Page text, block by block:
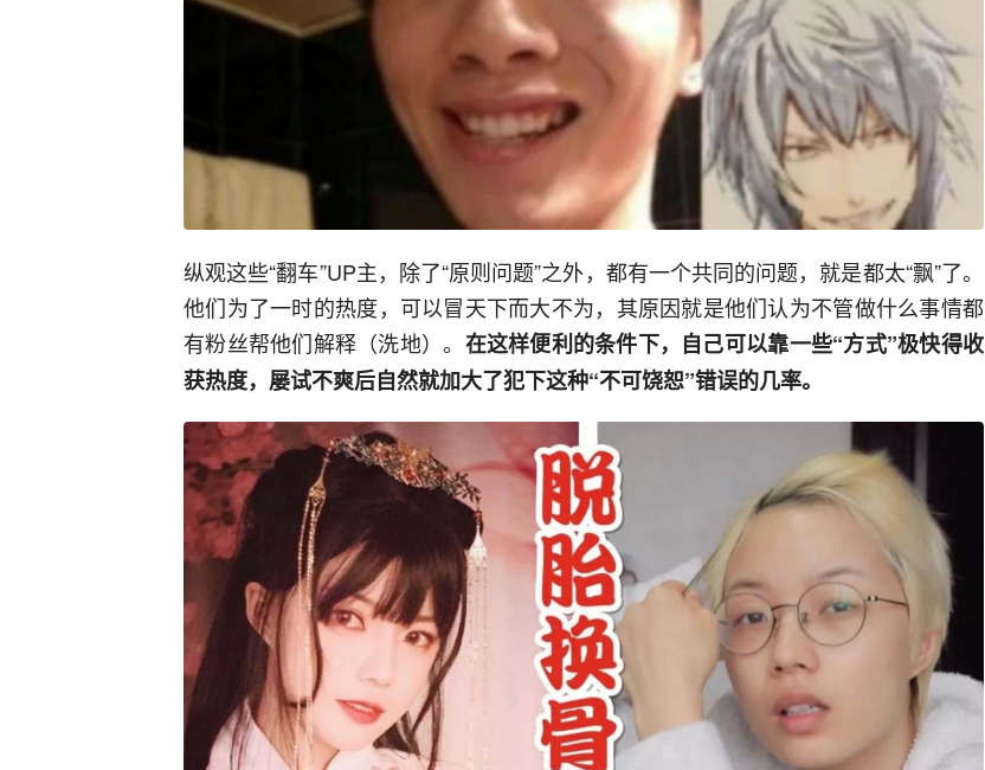
纵观这些“翻车”UP主，除了“原则问题”之外，都有一个共同的问题，就是都太“飘”了。
他们为了一时的热度，可以冒天下而大不为，其原因就是他们认为不管做什么事情都
有粉丝帮他们解释（洗地）。 在这样便利的条件下，自己可以靠一些“方式”极快得收
获热度，屡试不爽后自然就加大了犯下这种“不可饶恕”错误的几率。